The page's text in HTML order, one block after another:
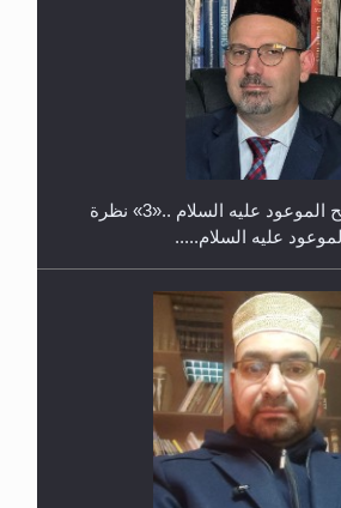
في الجامعة الأحمدية بنيجيريا لعام
لمدة ثلاثين يوما في مكتبة مدينة
رأيٌ في لغة المسيح الموعود عليه السلام ..«3» نظرة
عليه السلام.....